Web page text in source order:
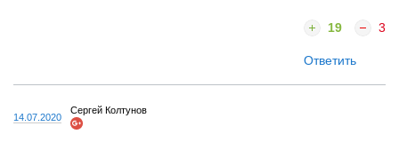
19 3
Ответить
14.07.2020
Сергей Колтунов